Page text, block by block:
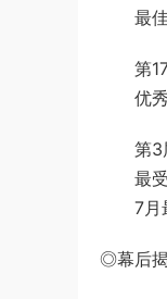
最佳
第17
优秀
第3届
最受
7月
◎幕后